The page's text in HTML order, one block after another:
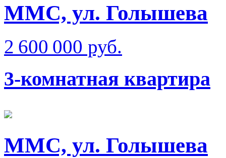
ММС, ул. Голышева
2 600 000 руб.
3-комнатная квартира
ММС, ул. Голышева